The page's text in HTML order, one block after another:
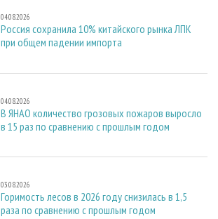
04.08.2026
Россия сохранила 10% китайского рынка ЛПК
при общем падении импорта
04.08.2026
В ЯНАО количество грозовых пожаров выросло
в 15 раз по сравнению с прошлым годом
03.08.2026
Горимость лесов в 2026 году снизилась в 1,5
раза по сравнению с прошлым годом